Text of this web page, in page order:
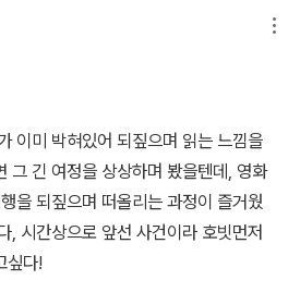
어쩌면 이런 이유로 톨킨은 호빗을 이
공으로 내세웠는지도 모른다. 또는 다
것이 없는, 보잘 것 없고 연약한 점이
수도 있다. 스토리의 장대함을 이끄
호빗이 될 때, 그 간극에서 오는 카타르
기 때문이다. 영화 <호빗1: 뜻밖의 여
택했냐고 묻는 하이엘프 엘론드왕에
악한 어둠을 이기려면 위대한 영웅이
렇지 않다네. 어쩌면 평범하고 연약한
적 연연해하지 않는 것이 빌보다. 어쩌
리고 이후에 프로도)를 선택한 이유일
적인 부보다는 자신이 가진 일상을 소
음씨 말이다. 아무튼 『반지의 제왕』
조도 훨씬 소소한 모험담인 『호빗』은
었지만, 중간중간 대사나 상황 때문에
화와 다른 의미에서 재미있었다. 이야
어떻게 해서 골목쟁이 집안의 한 호빗
못한 행동과 말을 하게 되었는지를 보
이미 박혀있어 되짚으며 읽는 느낌을
그 긴 여정을 상상하며 봤을텐데, 영화
을 되짚으며 떠올리는 과정이 즐거웠
, 시간상으로 앞선 사건이라 호빗먼저
싶다!